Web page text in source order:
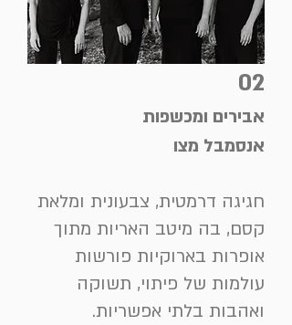
02
אבירים ומכשפות
אנסמבל מצו
חגיגה דרמטית, צבעונית ומלאת
קסם, בה מיטב האריות מתוך
אופרות בארוקיות פורשות
עולמות של פיתוי, תשוקה
ואהבות בלתי אפשריות.